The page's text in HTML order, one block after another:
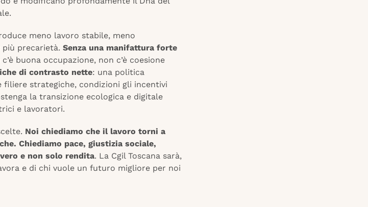
meno lavoro stabile, meno
più precarietà. Senza una manifattura forte
c’è buona occupazione, non c’è coesione
di contrasto nette: una politica
strategiche, condizioni gli incentivi
la transizione ecologica e digitale
e lavoratori.
Noi chiediamo che il lavoro torni a
Chiediamo pace, giustizia sociale,
e non solo rendita. La Cgil Toscana sarà,
e di chi vuole un futuro migliore per noi